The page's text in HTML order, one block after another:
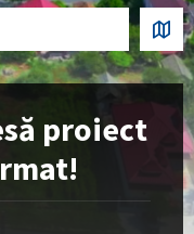
proiect